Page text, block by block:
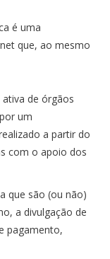
é uma
que, ao mesmo
de órgãos
um
a partir do
com o apoio dos
que são (ou não)
a divulgação de
pagamento,